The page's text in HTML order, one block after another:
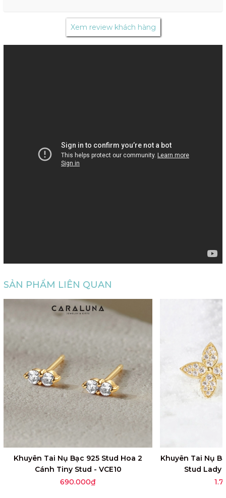
Xem review khách hàng
SẢN PHẨM LIÊN QUAN
Khuyên Tai Nụ Bạc 925 Stud Hoa 2
Cánh Tiny Stud - VCE10
690.000₫
Khuyên Tai Nụ
Stud Lady